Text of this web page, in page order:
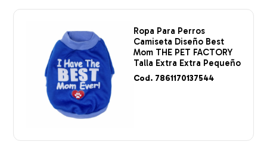
Ropa Para Perros
Camiseta Diseño Best
Mom THE PET FACTORY
Talla Extra Extra Pequeño
Cod. 7861170137544